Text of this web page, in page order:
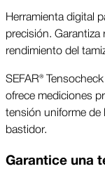
Herramienta digital
precisión.
rendimiento del
SEFAR®
ofrece mediciones
tensión uniforme
bastidor.
Garantice una